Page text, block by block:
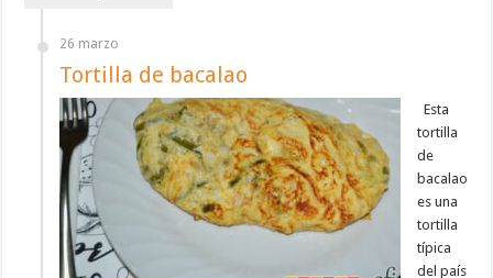
26 marzo
Tortilla de bacalao
Esta
tortilla
de
bacalao
es una
tortilla
típica
del país